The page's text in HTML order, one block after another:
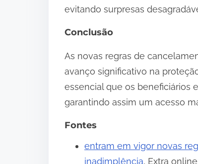
evitando surpresas
Conclusão
As novas regras de
avanço significativo na
essencial que os beneficiários
garantindo assim um acesso
Fontes
entram em vigor novas
inadimplência, Extra